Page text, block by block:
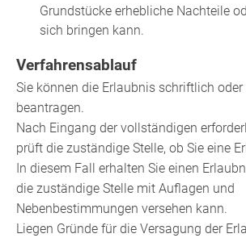
Grundstücke erhebliche Nachteile
sich bringen kann.
Verfahrensablauf
Sie können die Erlaubnis schriftlich
beantragen.
Nach Eingang der vollständigen
prüft die zuständige Stelle, ob Sie eine
In diesem Fall erhalten Sie einen
die zuständige Stelle mit Auflagen und
Nebenbestimmungen versehen kann.
Liegen Gründe für die Versagung der